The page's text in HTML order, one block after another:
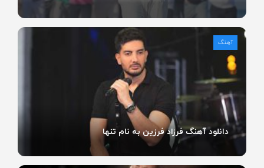
دانلود آهنگ فرزاد فرزین به نام تنها
آهنگ